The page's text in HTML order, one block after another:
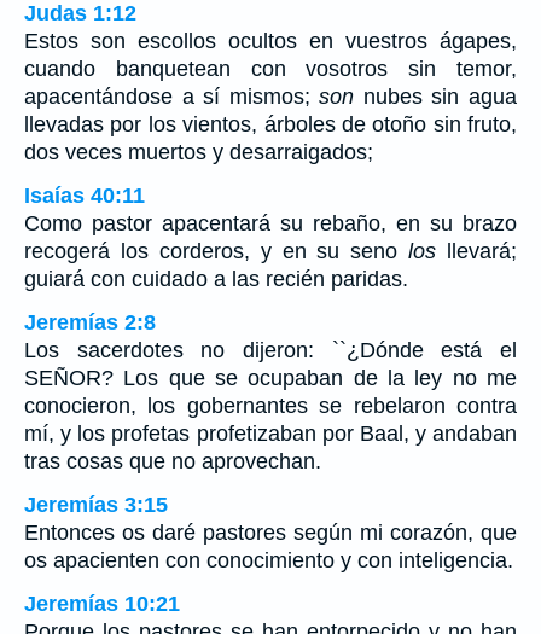
Judas 1:12
Estos son escollos ocultos en vuestros ágapes,
cuando banquetean con vosotros sin temor,
apacentándose a sí mismos;son nubes sin agua
llevadas por los vientos, árboles de otoño sin fruto,
dos veces muertos y desarraigados;
Isaías 40:11
Como pastor apacentará su rebaño, en su brazo
recogerá los corderos, y en su senolos llevará;
guiará con cuidado a las recién paridas.
Jeremías 2:8
Los sacerdotes no dijeron: ``¿Dónde está el
SEÑOR? Los que se ocupaban de la ley no me
conocieron, los gobernantes se rebelaron contra
mí, y los profetas profetizaban por Baal, y andaban
tras cosas que no aprovechan.
Jeremías 3:15
Entonces os daré pastores según mi corazón, que
os apacienten con conocimiento y con inteligencia.
Jeremías 10:21